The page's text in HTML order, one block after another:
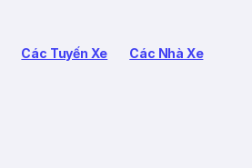
Các Tuyến Xe Các Nhà Xe